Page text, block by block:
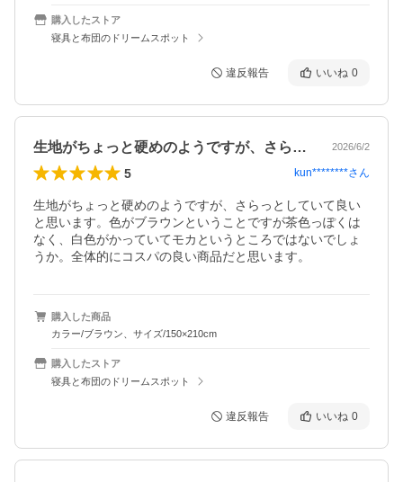
購入したストア
寝具と布団のドリームスポット
違反報告 いいね 0
生地がちょっと硬めのようですが、さらっ… 2026/6/2
5 kun********さん
生地がちょっと硬めのようですが、さらっとしていて良い
と思います。色がブラウンということですが茶色っぽくは
なく、白色がかっていてモカというところではないでしょ
うか。全体的にコスパの良い商品だと思います。
購入した商品
カラー/ブラウン、サイズ/150×210cm
購入したストア
寝具と布団のドリームスポット
違反報告 いいね 0